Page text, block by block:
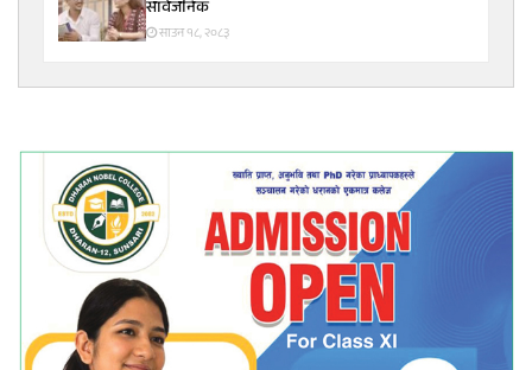
सार्वजनिक
साउन १८, २०८३